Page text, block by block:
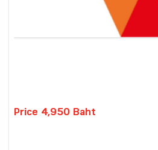
Price 4,950 Baht